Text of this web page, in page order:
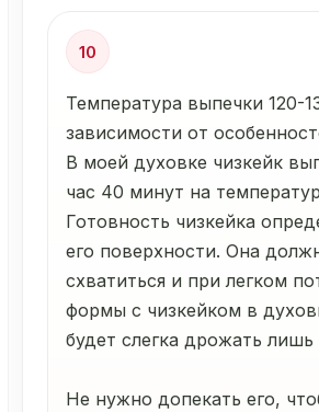
10
Температура выпечки 120-
зависимости от
В моей духовке чизкейк
час 40 минут на
Готовность чизкейка
его поверхности. Она
схватиться и при легком
формы с чизкейком в
будет слегка дрожать лишь
Не нужно допекать его,